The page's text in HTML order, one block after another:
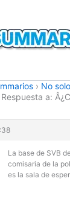
› No
Respuesta a:
La base de SVB
comisaria de la
es la sala de